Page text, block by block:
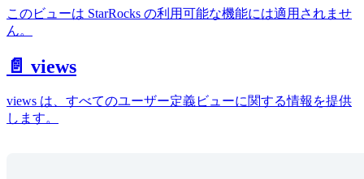
このビューは StarRocks の利用可能な機能には適用されませ
ん。
📄️ views
views は、すべてのユーザー定義ビューに関する情報を提供
します。